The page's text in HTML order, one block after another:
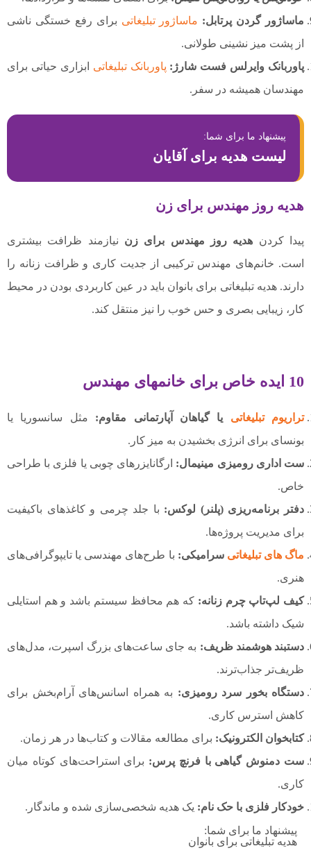
ماساژور گردن پرتابل: ماساژور تبلیغاتی برای رفع خستگی ناشی
از پشت میز نشینی طولانی.
پاوربانک وایرلس فست شارژ: پاوربانک تبلیغاتی ابزاری حیاتی برای
مهندسان همیشه در سفر.
پیشنهاد ما برای شما:
لیست هدیه برای آقایان
هدیه روز مهندس برای زن
پیدا کردن هدیه روز مهندس برای زن نیازمند ظرافت بیشتری
است. خانم‌های مهندس ترکیبی از جدیت کاری و ظرافت زنانه را
دارند.هدیه تبلیغاتی برای بانوان باید در عین کاربردی بودن در محیط
کار، زیبایی بصری و حس خوب را نیز منتقل کند.
10 ایده خاص برای خانمهای مهندس
تراریوم تبلیغاتی یا گیاهان آپارتمانی مقاوم: مثل سانسوریا یا
بونسای برای انرژی بخشیدن به میز کار.
ست اداری رومیزی مینیمال: ارگانایزرهای چوبی یا فلزی با طراحی
خاص.
دفتر برنامه‌ریزی (پلنر) لوکس: با جلد چرمی و کاغذهای باکیفیت
برای مدیریت پروژه‌ها.
ماگ های تبلیغاتی سرامیکی: با طرح‌های مهندسی یا تایپوگرافی‌های
هنری.
کیف لپ‌تاپ چرم زنانه: که هم محافظ سیستم باشد و هم استایلی
شیک داشته باشد.
دستبند هوشمند ظریف: به جای ساعت‌های بزرگ اسپرت، مدل‌های
ظریف‌تر جذاب‌ترند.
دستگاه بخور سرد رومیزی: به همراه اسانس‌های آرام‌بخش برای
کاهش استرس کاری.
کتابخوان الکترونیک: برای مطالعه مقالات و کتاب‌ها در هر زمان.
ست دمنوش گیاهی با فرنچ پرس: برای استراحت‌های کوتاه میان
کاری.
خودکار فلزی با حک نام: یک هدیه شخصی‌سازی شده و ماندگار.
پیشنهاد ما برای شما:
هدیه تبلیغاتی برای بانوان